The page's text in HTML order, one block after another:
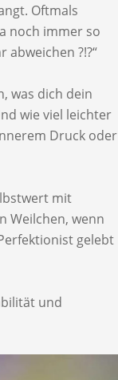
Oftmals
noch immer so
?!?“
was dich dein
wie viel leichter
Druck oder
mit
Weilchen, wenn
gelebt
und